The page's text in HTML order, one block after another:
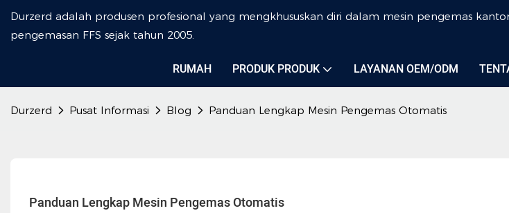
Durzerd adalah produsen profesional yang mengkhususkan diri dalam mesin pengemas
pengemasan FFS sejak tahun 2005.
RUMAH PRODUK PRODUK LAYANAN OEM/ODM
Durzerd Pusat Informasi Blog Panduan Lengkap Mesin Pengemas Otomatis
Panduan Lengkap Mesin Pengemas Otomatis